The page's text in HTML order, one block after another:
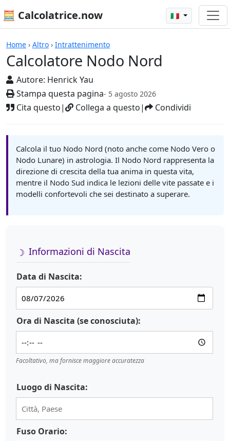
🧮 Calcolatrice.now 🇮🇹
Home › Altro › Intrattenimento
Calcolatore Nodo Nord
Autore: Henrick Yau
Stampa questa pagina- 5 agosto 2026
Cita questo| Collega a questo| Condividi
Calcolatrici
Calcola il tuo Nodo Nord (noto anche come Nodo Vero o
Nodo Lunare) in astrologia. Il Nodo Nord rappresenta la
direzione di crescita della tua anima in questa vita,
mentre il Nodo Sud indica le lezioni delle vite passate e i
modelli confortevoli che sei destinato a superare.
Informazioni di Nascita
Data di Nascita:
Ora di Nascita (se conosciuta):
Facoltativo, ma fornisce maggiore accuratezza
Luogo di Nascita:
Fuso Orario: